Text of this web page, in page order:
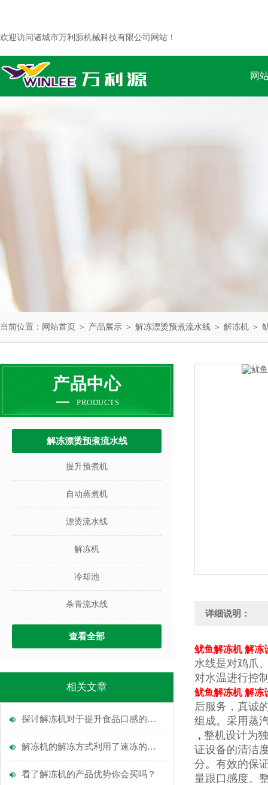
欢迎访问诸城市万利源机械科技有限公司网站！
网
当前位置： 网站首页 ＞ 产品展示 ＞ 解冻漂烫预煮流水线 ＞ 解冻机 ＞
产品中心
PRODUCTS
解冻漂烫预煮流水线
提升预煮机
自动蒸煮机
漂烫流水线
解冻机
冷却池
杀青流水线
查看全部
相关文章
探讨解冻机对于提升食品口感的重要性
解冻机的解冻方式利用了速冻的逆原理
看了解冻机的产品优势你会买吗？
详细说明：
鱿鱼解冻机 解冻
水线是对鸡爪
对水温进行控
鱿鱼解冻机 解冻
后服务，真诚
组成。采用蒸
， 整机设计为
证设备的清洁
分。有效的保
量跟口感度。